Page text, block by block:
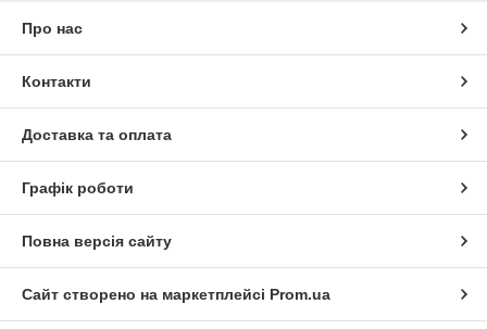
Про нас
Контакти
Доставка та оплата
Графік роботи
Повна версія сайту
Сайт створено на маркетплейсі Prom.ua